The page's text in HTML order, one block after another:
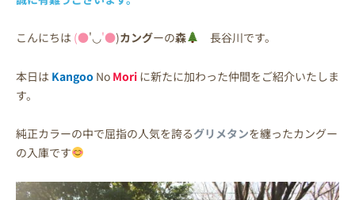
こんにちは (●'◡'●)カングーの森 長谷川です。
本日は Kangoo No Mori に新たに加わった仲間をご紹介いたしま
す。
純正カラーの中で屈指の人気を誇るグリメタンを纏ったカングー
の入庫です